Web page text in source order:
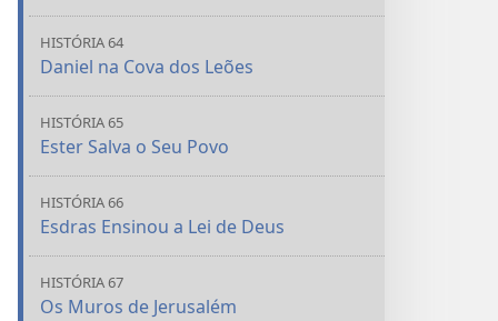
HISTÓRIA 64
Daniel na Cova dos Leões
HISTÓRIA 65
Ester Salva o Seu Povo
HISTÓRIA 66
Esdras Ensinou a Lei de Deus
HISTÓRIA 67
Os Muros de Jerusalém